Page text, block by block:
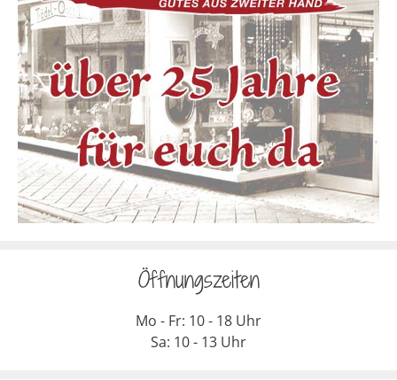
Öffnungszeiten
Mo - Fr: 10 - 18 Uhr
Sa: 10 - 13 Uhr